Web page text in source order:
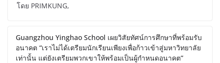
โดย PRIMKUNG,
Guangzhou Yinghao School เผยวิสัยทัศน์การศึกษาที่พร้อมรับ
อนาคต “เราไม่ได้เตรียมนักเรียนเพียงเพื่อก้าวเข้าสู่มหาวิทยาลัย
เท่านั้น แต่ยังเตรียมพวกเขาให้พร้อมเป็นผู้กำหนดอนาคต”